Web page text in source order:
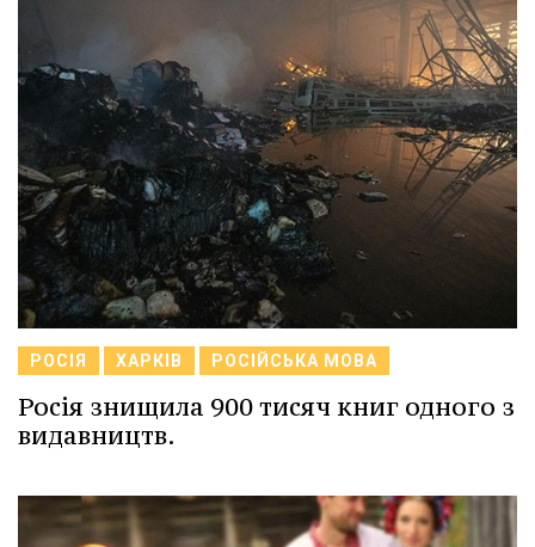
РОСІЯ ХАРКІВ РОСІЙСЬКА МОВА
Росія знищила 900 тисяч книг одного з
видавництв.